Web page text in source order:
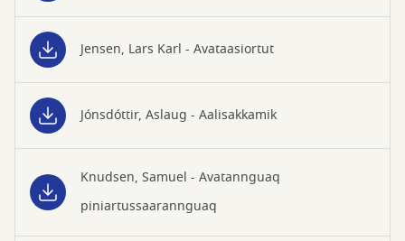
Jensen, Lars Karl - Avataasiortut
Jónsdóttir, Aslaug - Aalisakkamik
Knudsen, Samuel - Avatannguaq
piniartussaarannguaq